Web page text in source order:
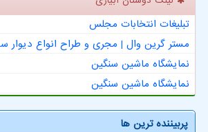
تبلیغات انتخابات مجلس
مستر گرین وال | مجری و طراح انواع دیوار
نمایشگاه ماشین سنگین
نمایشگاه ماشین سنگین
پربیننده ترین ها